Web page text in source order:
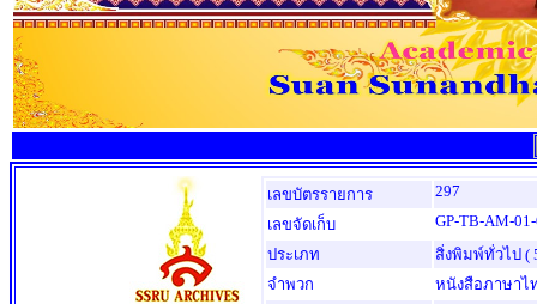
เลขบัตรรายการ
297
เลขจัดเก็บ
GP-TB-AM-
ประเภท
สิ่งพิมพ์ทั่วไป (
จำพวก
หนังสือภาษาไ